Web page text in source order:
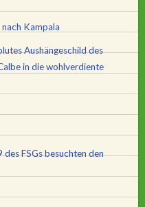
Kampala
Aushängeschild des
in die wohlverdiente
FSGs besuchten den